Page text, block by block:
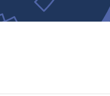
ΑΝΟΙΚΤΑ ΔΕΔΟΜΕΝΑ